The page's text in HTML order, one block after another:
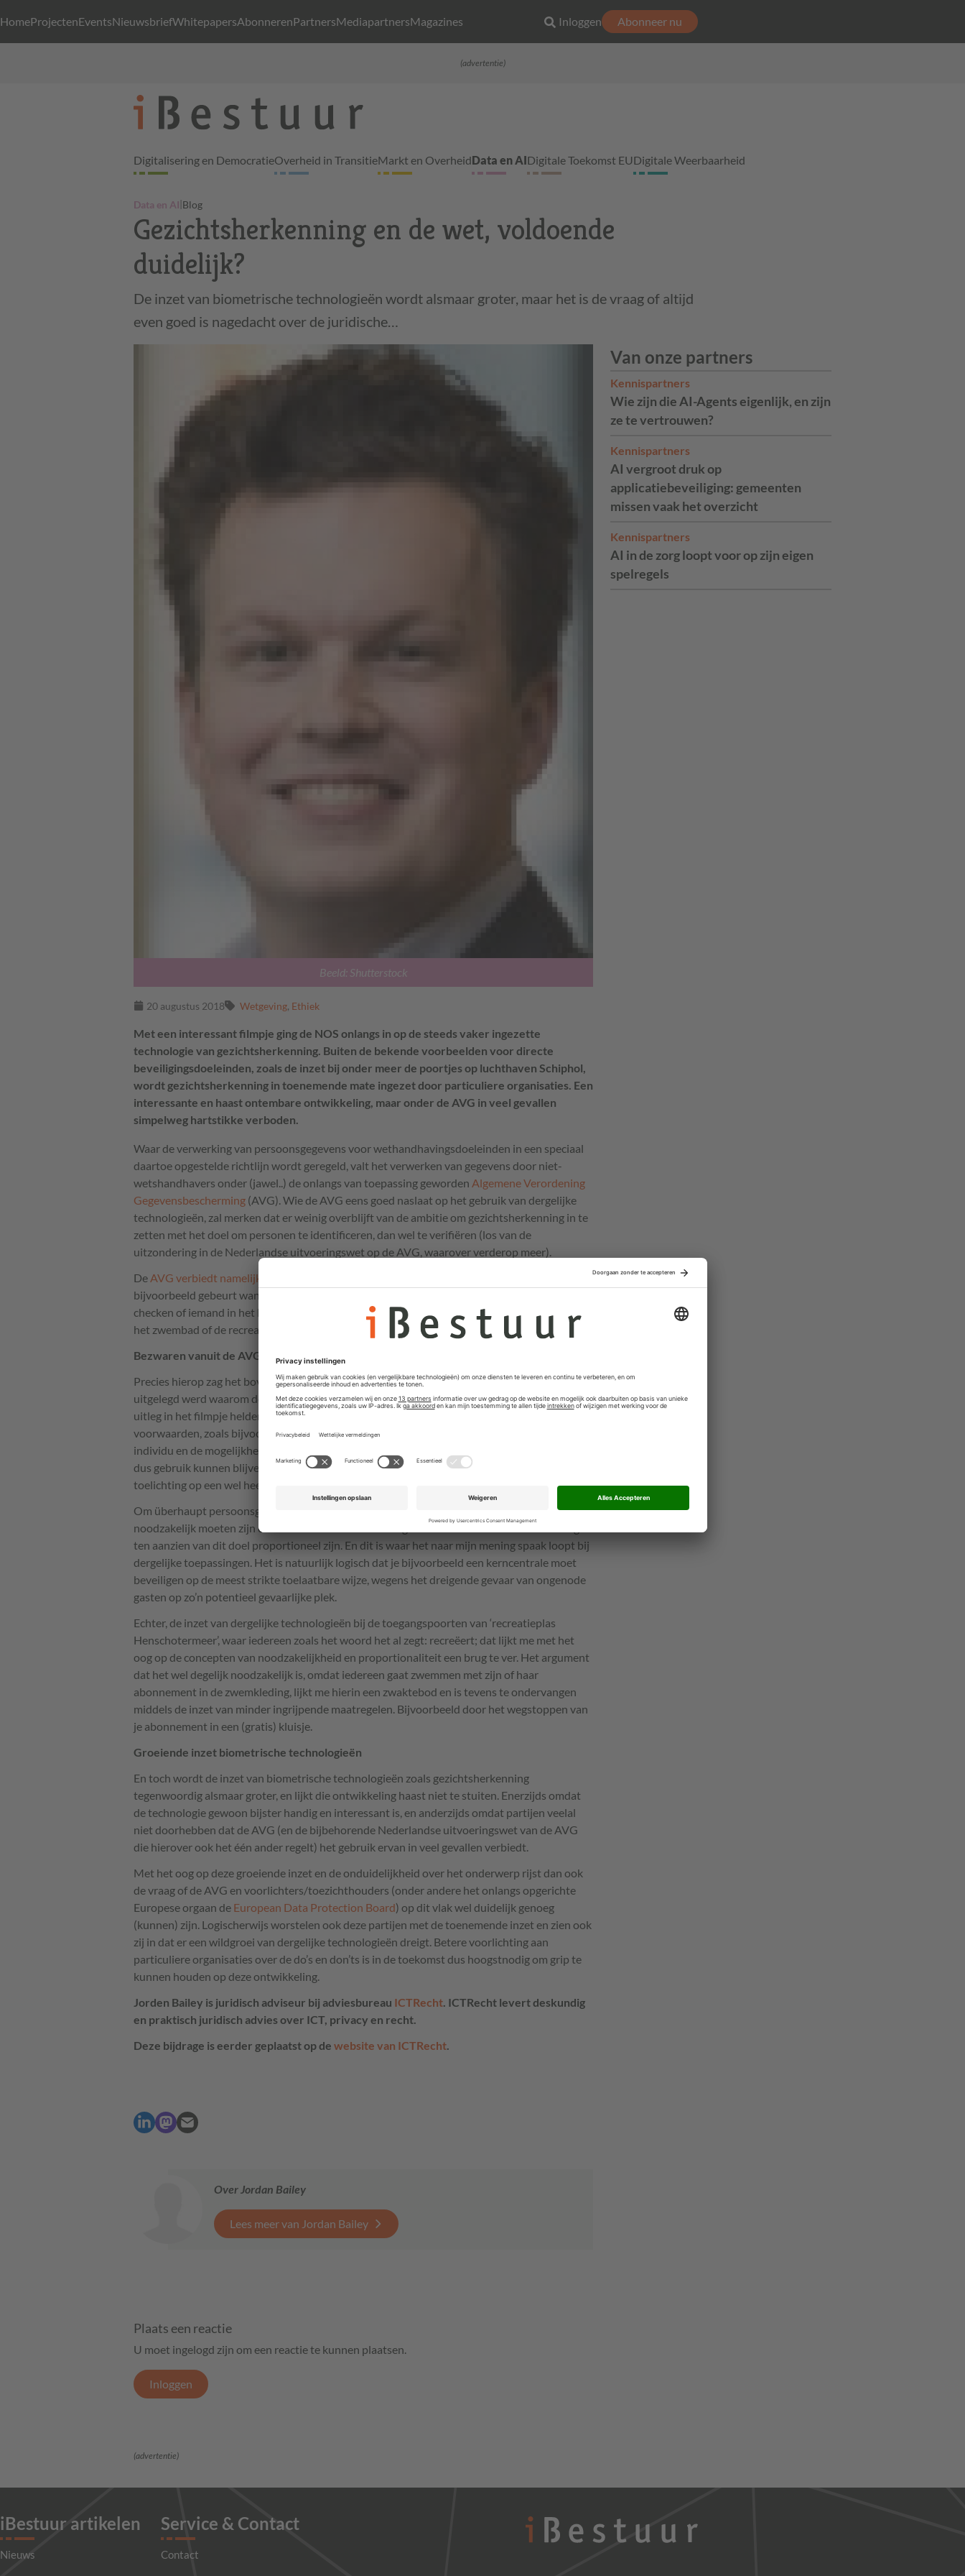
HomeProjectenEventsNieuwsbriefWhitepapersAbonnerenPartnersMediapartnersMagazines Inloggen Abonneer nu
(advertentie)
Digitalisering en DemocratieOverheid in TransitieMarkt en OverheidData en AIDigitale Toekomst EUDigitale Weerbaarheid
Data en AI|Blog
Gezichtsherkenning en de wet, voldoende
duidelijk?
De inzet van biometrische technologieën wordt alsmaar groter, maar het is de vraag of altijd
even goed is nagedacht over de juridische…
Beeld: Shutterstock
20 augustus 2018 Wetgeving, Ethiek
Van onze partners
Kennispartners
Wie zijn die AI-Agents eigenlijk, en zijn
ze te vertrouwen?
Kennispartners
AI vergroot druk op
applicatiebeveiliging: gemeenten
missen vaak het overzicht
Kennispartners
AI in de zorg loopt voor op zijn eigen
spelregels
Met een interessant filmpje ging de NOS onlangs in op de steeds vaker ingezette
technologie van gezichtsherkenning. Buiten de bekende voorbeelden voor directe
beveiligingsdoeleinden, zoals de inzet bij onder meer de poortjes op luchthaven Schiphol,
wordt gezichtsherkenning in toenemende mate ingezet door particuliere organisaties. Een
interessante en haast ontembare ontwikkeling, maar onder de AVG in veel gevallen
simpelweg hartstikke verboden.
Waar de verwerking van persoonsgegevens voor wethandhavingsdoeleinden in een speciaal
daartoe opgestelde richtlijn wordt geregeld, valt het verwerken van gegevens door niet-
wetshandhavers onder (jawel..) de onlangs van toepassing geworden Algemene Verordening
Gegevensbescherming (AVG). Wie de AVG eens goed naslaat op het gebruik van dergelijke
technologieën, zal merken dat er weinig overblijft van de ambitie om gezichtsherkenning in te
zetten met het doel om personen te identificeren, dan wel te verifiëren (los van de
uitzondering in de Nederlandse uitvoeringswet op de AVG , waarover verderop meer).
De AVG verbiedt namelijk de verwerking van bijzondere persoonsgegevens
bijvoorbeeld gebeurt wanneer pasfoto’s van individuen verwerkt worden met als doel om te
checken of iemand in het bezit is van het benodigde zwemabonnement om binnen te komen in
het zwembad of de recreatieplas.
Bezwaren vanuit de AVG
Precies hierop zag het bovengenoemde filmpje van deNOSwaarin nagenoeg volledig
uitgelegd werd waarom dergelijk gebruik onder deAVGwel/niet is toegestaan. Hoewel de
uitleg in het filmpje helder is en een goed beeld schept van een deel van de geldende
voorwaarden, zoals bijvoorbeeld de noodzaak om expliciete toestemming te krijgen van het
individu en de mogelijkheid om deze
dus gebruik kunnen blijven maken van een ‘regulier’ kaartje), ontbrak het in de video aan
toelichting op een wel heel essentieel onderdeel uit de
Om überhaupt persoonsgegevens te mogen verwerken zal de verwerkingsactiviteit namelijk
noodzakelijk moeten zijn om het doel van de verwerking te bereiken en moet de verwerking
ten aanzien van dit doel proportioneel zijn. En dit is waar het naar mijn mening spaak loopt bij
dergelijke toepassingen. Het is natuurlijk logisch dat je bijvoorbeeld een kerncentrale moet
beveiligen op de meest strikte toelaatbare wijze, wegens het dreigende gevaar van ongenode
gasten op zo’n potentieel gevaarlijke plek.
Echter, de inzet van dergelijke technologieën bij de toegangspoorten van ‘recreatieplas
Henschotermeer’, waar iedereen zoals het woord het al zegt: recreëert; dat lijkt me met het
oog op de concepten van noodzakelijkheid en proportionaliteit een brug te ver. Het argument
dat het wel degelijk noodzakelijk is, omdat iedereen gaat zwemmen met zijn of haar
abonnement in de zwemkleding, lijkt me hierin een zwaktebod en is tevens te ondervangen
middels de inzet van minder ingrijpende maatregelen. Bijvoorbeeld door het wegstoppen van
je abonnement in een (gratis) kluisje.
Groeiende inzet biometrische technologieën
En toch wordt de inzet van biometrische technologieën zoals gezichtsherkenning
tegenwoordig alsmaar groter, en lijkt die ontwikkeling haast niet te stuiten. Enerzijds omdat
de technologie gewoon bijster handig en interessant is, en anderzijds omdat partijen veelal
niet doorhebben dat de AVG (en de bijbehorende Nederlandse uitvoeringswet van de AVG
die hierover ook het één ander regelt) het gebruik ervan in veel gevallen verbiedt.
Met het oog op deze groeiende inzet en de onduidelijkheid over het onderwerp rijst dan ook
de vraag of de AVG en voorlichters/toezichthouders (onder andere het onlangs opgerichte
Europese orgaan de European Data Protection Board) op dit vlak wel duidelijk genoeg
(kunnen) zijn. Logischerwijs worstelen ook deze partijen met de toenemende inzet en zien ook
zij in dat er een wildgroei van dergelijke technologieën dreigt. Betere voorlichting aan
particuliere organisaties over de do’s en don’ts is in de toekomst dus hoogstnodig om grip te
kunnen houden op deze ontwikkeling.
Jorden Bailey is juridisch adviseur bij adviesbureau ICTRecht ICTRecht levert deskundig
en praktisch juridisch advies over ICT , privacy en recht.
Deze bijdrage is eerder geplaatst op de website van ICTRecht
Over Jordan Bailey
Lees meer van Jordan Bailey
Plaats een reactie
U moet ingelogd zijn om een reactie te kunnen plaatsen.
Inloggen
(advertentie)
iBestuur artikelen
Nieuws
Service & Contact
Contact